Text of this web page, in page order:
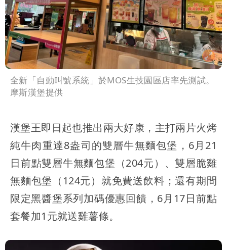
全新「自動叫號系統」於MOS生技園區店率先測試。
摩斯漢堡提供
漢堡王即日起也推出兩大好康，主打兩片火烤
純牛肉重達8盎司的雙層牛無麵包堡，6月21
日前點雙層牛無麵包堡（204元）、雙層脆雞
無麵包堡（124元）就免費送飲料；還有期間
限定黑醬堡系列加碼優惠回饋，6月17日前點
套餐加1元就送雞薯條。